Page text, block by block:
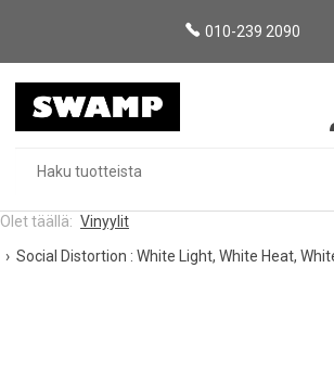
010-239 2090
Vinyylit
Social Distortion : White Light, White Heat,